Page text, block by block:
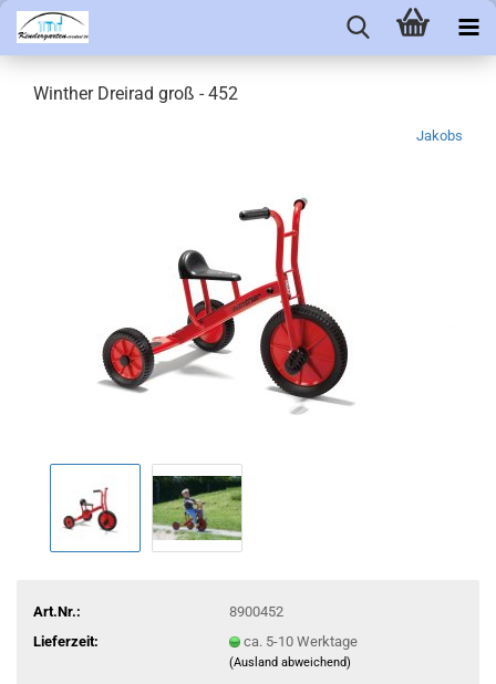
Winther Dreirad groß - 452
Jakobs
Art.Nr.:
8900452
Lieferzeit:
ca. 5-10 Werktage
(Ausland abweichend)